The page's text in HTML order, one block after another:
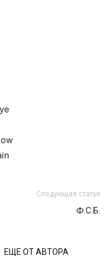
Следующая статья
Ф.С.Б.
ЕЩЕ ОТ АВТОРА